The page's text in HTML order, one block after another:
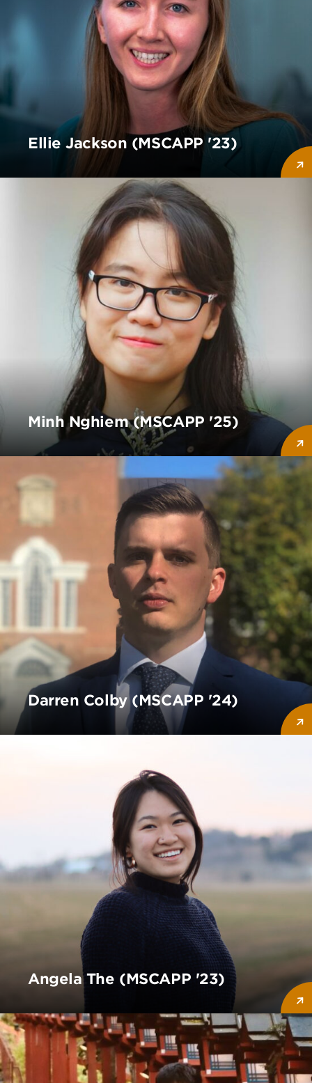
Ellie Jackson (MSCAPP '23)
Minh Nghiem (MSCAPP '25)
Darren Colby (MSCAPP '24)
Angela The (MSCAPP '23)